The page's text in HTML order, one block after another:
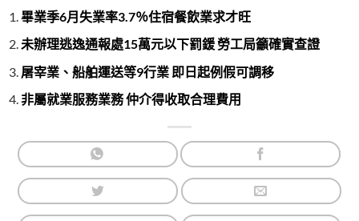
畢業季6月失業率3.7％住宿餐飲業求才旺
未辦理逃逸通報處15萬元以下罰鍰 勞工局籲確實查證
屠宰業、船舶運送等9行業 即日起例假可調移
非屬就業服務業務 仲介得收取合理費用